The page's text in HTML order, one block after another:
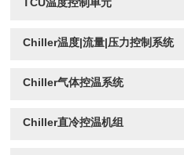
Chiller温度|流量|压力控制系统
Chiller气体控温系统
Chiller直冷控温机组